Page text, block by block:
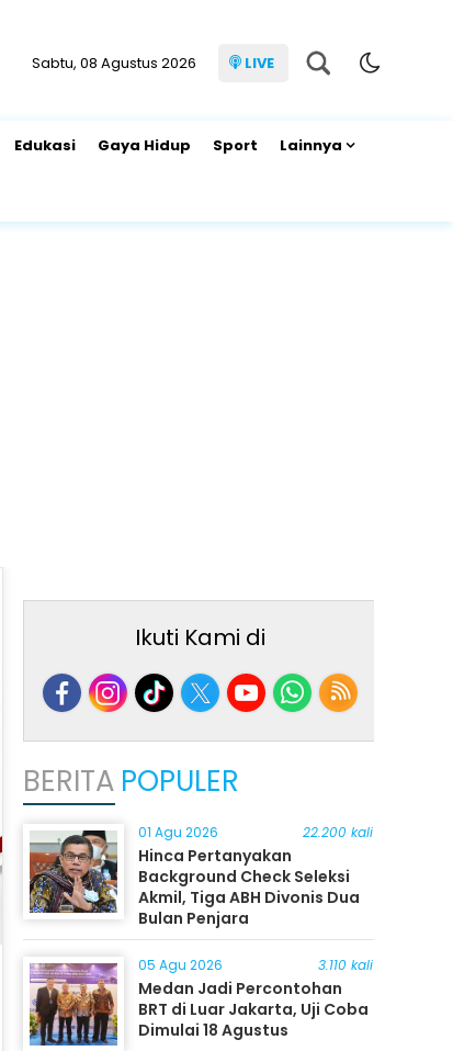
Sabtu, 08 Agustus 2026 LIVE
Edukasi Gaya Hidup Sport Lainnya
Ikuti Kami di
BERITA POPULER
01 Agu 2026 22.200 kali
Hinca Pertanyakan
Background Check Seleksi
Akmil, Tiga ABH Divonis Dua
Bulan Penjara
05 Agu 2026 3.110 kali
Medan Jadi Percontohan
BRT di Luar Jakarta, Uji Coba
Dimulai 18 Agustus